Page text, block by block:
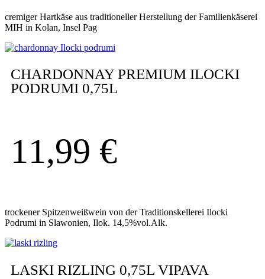
cremiger Hartkäse aus traditioneller Herstellung der Familienkäserei
MIH in Kolan, Insel Pag
CHARDONNAY PREMIUM ILOCKI
PODRUMI 0,75L
11,99 €
trockener Spitzenweißwein von der Traditionskellerei Ilocki
Podrumi in Slawonien, Ilok. 14,5%vol.Alk.
LASKI RIZLING 0,75L VIPAVA